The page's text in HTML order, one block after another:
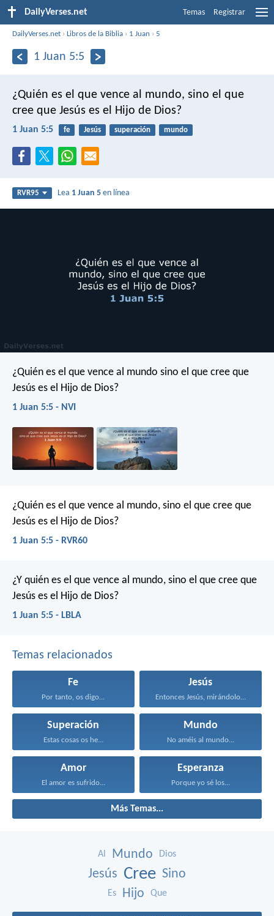
DailyVerses.net Temas Registrar
DailyVerses.net ›Libros de la Biblia › 1 Juan ›5
1 Juan 5:5
¿Quién es el que vence al mundo, sino el que
cree que Jesús es el Hijo de Dios?
1 Juan 5:5 fe Jesús superación mundo
RVR95 Lea 1 Juan 5 en línea
¿Quién es el que vence al mundo sino el que cree que
Jesús es el Hijo de Dios?
1 Juan 5:5 - NVI
¿Quién es el que vence al mundo, sino el que cree que
Jesús es el Hijo de Dios?
1 Juan 5:5 - RVR60
¿Y quién es el que vence al mundo, sino el que cree que
Jesús es el Hijo de Dios?
1 Juan 5:5 - LBLA
Temas relacionados
Fe
Por tanto, os digo...
Jesús
Entonces Jesús, mirándolos, dijo...
Superación
Estas cosas os he...
Mundo
No améis al mundo...
Amor
El amor es sufrido...
Esperanza
Porque yo sé los...
Más Temas...
Al Mundo Dios
Jesús Cree Sino
Es Hijo Que